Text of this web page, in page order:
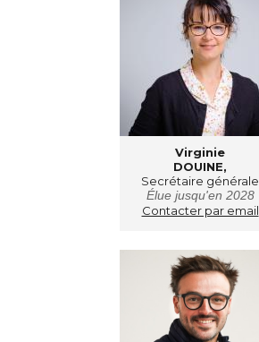
Virginie
DOUINE,
Secrétaire générale
Élue jusqu'en 2028
Contacter par email